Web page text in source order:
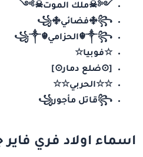
༺☠ملك الموت☠༻
࿇꧂فضائي꧁࿇
༒꧂☬الحزامي☬꧁༒
☆فوبيا☆
[⊙ضلع دمار⊙]
☆☆الحربي☆☆
꧂قاتل مأجور꧁
اسماء اولاد فري